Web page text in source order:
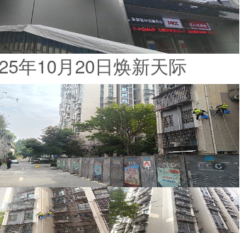
年10月20日焕新天际